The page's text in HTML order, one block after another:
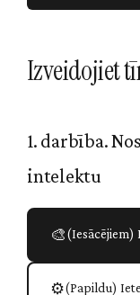
Izveidojiet
1. darbība.
intelektu
🎨(Iesācējiem)
⚙️(Papildu)